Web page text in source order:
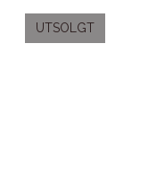
UTSOLGT